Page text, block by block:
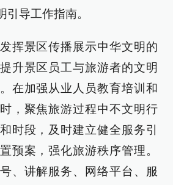
引导工作指南。
挥景区传播展示中华文明的
升景区员工与旅游者的文明
在加强从业人员教育培训和
，聚焦旅游过程中不文明行
时段，及时建立健全服务引
预案，强化旅游秩序管理。
、讲解服务、网络平台、服